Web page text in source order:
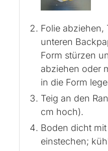
Folie abziehen,
unteren
Form stürzen
abziehen oder
in die Form
Teig an den
cm hoch).
Boden dicht
einstechen;